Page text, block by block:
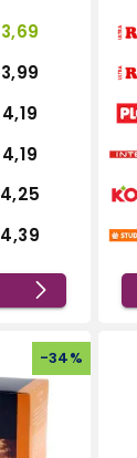
3,69
3,99
4,19
4,19
4,25
4,39
-34%